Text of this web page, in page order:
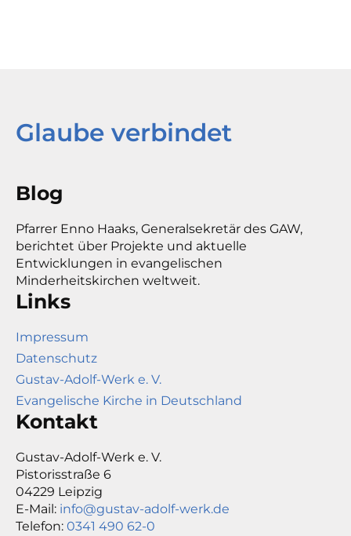
Glaube verbindet
Blog
Pfarrer Enno Haaks, Generalsekretär des GAW,
berichtet über Projekte und aktuelle
Entwicklungen in evangelischen
Minderheitskirchen weltweit.
Links
Impressum
Datenschutz
Gustav-Adolf-Werk e. V.
Evangelische Kirche in Deutschland
Kontakt
Gustav-Adolf-Werk e. V.
Pistorisstraße 6
04229 Leipzig
E-Mail: info@gustav-adolf-werk.de
Telefon: 0341 490 62-0